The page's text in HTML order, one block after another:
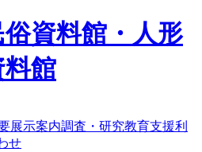
資料館・人形
館
展示案内調査・研究教育支援利
せ